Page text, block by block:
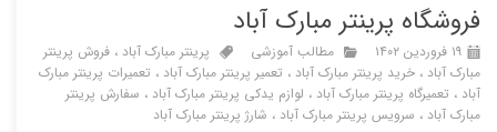
فروشگاه پرینتر مبارک آباد
۱۹ فروردین ۱۴۰۲ مطالب آموزشی پرینتر مبارک آباد ، فروش پرینتر
مبارک آباد ، خرید پرینتر مبارک آباد ، تعمیر پرینتر مبارک آباد ، تعمیرات پرینتر مبارک
آباد ، تعمیرگاه پرینتر مبارک آباد ، لوازم یدکی پرینتر مبارک آباد ، سفارش پرینتر
مبارک آباد ، سرویس پرینتر مبارک آباد ، شارژ پرینتر مبارک آباد